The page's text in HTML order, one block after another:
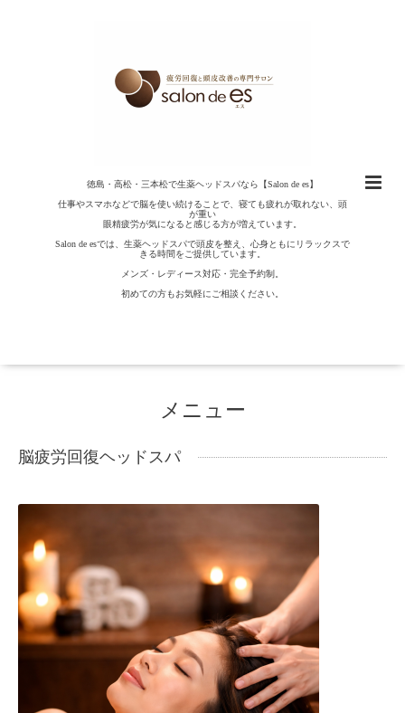
徳島・高松・三本松で生薬ヘッドスパなら【Salon de es】
仕事やスマホなどで脳を使い続けることで、寝ても疲れが取れない、頭
が重い
眼精疲労が気になると感じる方が増えています。
Salon de esでは、生薬ヘッドスパで頭皮を整え、心身ともにリラックスで
きる時間をご提供しています。
メンズ・レディース対応・完全予約制。
初めての方もお気軽にご相談ください。
メニュー
脳疲労回復ヘッドスパ